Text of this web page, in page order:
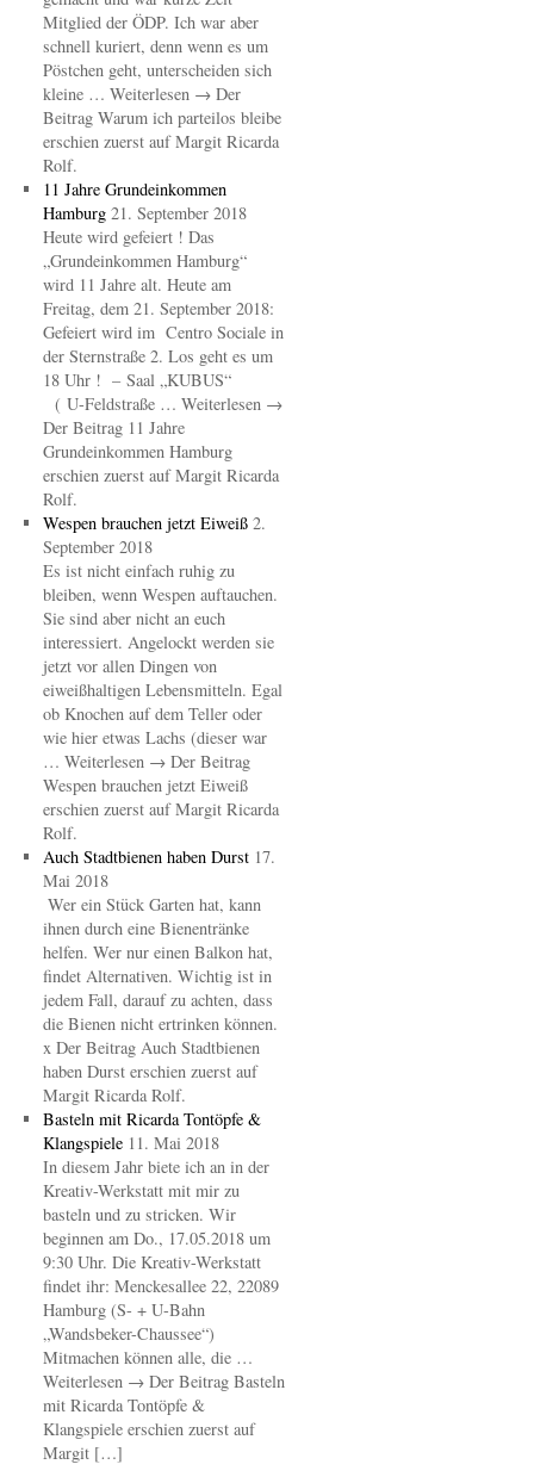
Mitglied der ÖDP. Ich war aber
schnell kuriert, denn wenn es um
Pöstchen geht, unterscheiden sich
kleine … Weiterlesen → Der
Beitrag Warum ich parteilos bleibe
erschien zuerst auf Margit Ricarda
Rolf.
11 Jahre Grundeinkommen
Hamburg 21. September 2018
Heute wird gefeiert ! Das
„Grundeinkommen Hamburg“
wird 11 Jahre alt. Heute am
Freitag, dem 21. September 2018:
Gefeiert wird im Centro Sociale in
der Sternstraße 2. Los geht es um
18 Uhr ! – Saal „KUBUS“
( U-Feldstraße … Weiterlesen →
Der Beitrag 11 Jahre
Grundeinkommen Hamburg
erschien zuerst auf Margit Ricarda
Rolf.
Wespen brauchen jetzt Eiweiß 2.
September 2018
Es ist nicht einfach ruhig zu
bleiben, wenn Wespen auftauchen.
Sie sind aber nicht an euch
interessiert. Angelockt werden sie
jetzt vor allen Dingen von
eiweißhaltigen Lebensmitteln. Egal
ob Knochen auf dem Teller oder
wie hier etwas Lachs (dieser war
… Weiterlesen → Der Beitrag
Wespen brauchen jetzt Eiweiß
erschien zuerst auf Margit Ricarda
Rolf.
Auch Stadtbienen haben Durst 17.
Mai 2018
Wer ein Stück Garten hat, kann
ihnen durch eine Bienentränke
helfen. Wer nur einen Balkon hat,
findet Alternativen. Wichtig ist in
jedem Fall, darauf zu achten, dass
die Bienen nicht ertrinken können.
x Der Beitrag Auch Stadtbienen
haben Durst erschien zuerst auf
Margit Ricarda Rolf.
Basteln mit Ricarda Tontöpfe &
Klangspiele 11. Mai 2018
In diesem Jahr biete ich an in der
Kreativ-Werkstatt mit mir zu
basteln und zu stricken. Wir
beginnen am Do., 17.05.2018 um
9:30 Uhr. Die Kreativ-Werkstatt
findet ihr: Menckesallee 22, 22089
Hamburg (S- + U-Bahn
„Wandsbeker-Chaussee“)
Mitmachen können alle, die …
Weiterlesen → Der Beitrag Basteln
mit Ricarda Tontöpfe &
Klangspiele erschien zuerst auf
Margit […]